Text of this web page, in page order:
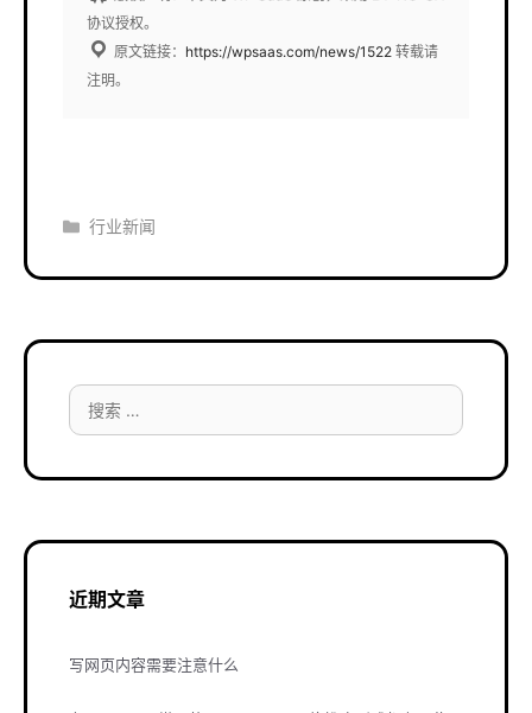
协议授权。
原文链接： https://wpsaas.com/news/1522 转载请
注明。
分
行业新闻
搜
索：
近期文章
写网页内容需要注意什么